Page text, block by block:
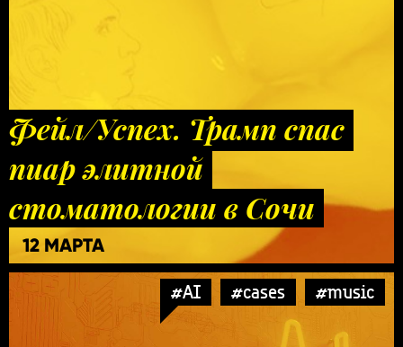
Фейл/Успех. Трамп спас
пиар элитной
стоматологии в Сочи
12 МАРТА
#AI #cases #music